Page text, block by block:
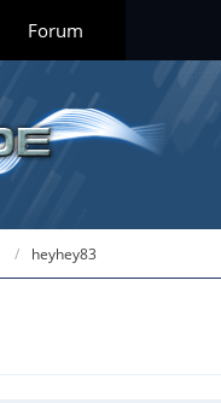
Forum
heyhey83